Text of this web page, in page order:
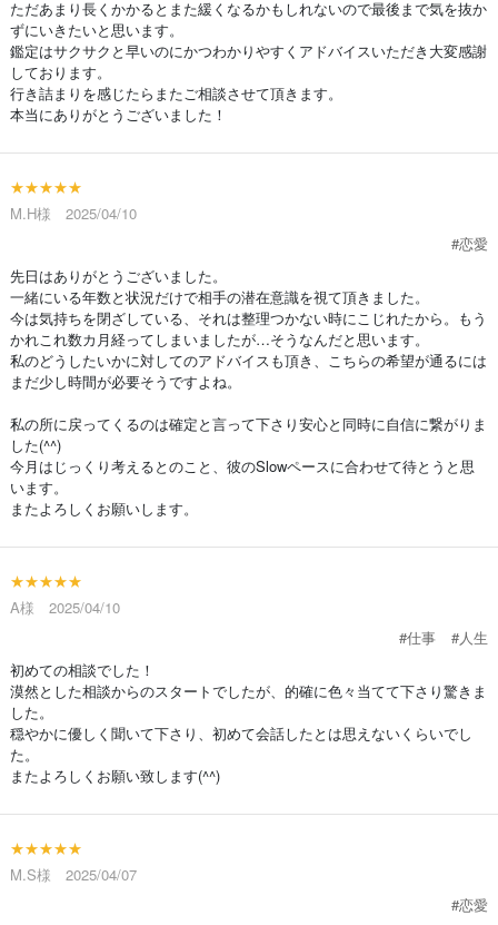
ただあまり長くかかるとまた緩くなるかもしれないので最後まで気を抜か
ずにいきたいと思います。
鑑定はサクサクと早いのにかつわかりやすくアドバイスいただき大変感謝
しております。
行き詰まりを感じたらまたご相談させて頂きます。
本当にありがとうございました！
★★★★★
M.H様 2025/04/10
#恋愛
先日はありがとうございました。
一緒にいる年数と状況だけで相手の潜在意識を視て頂きました。
今は気持ちを閉ざしている、それは整理つかない時にこじれたから。もう
かれこれ数カ月経ってしまいましたが…そうなんだと思います。
私のどうしたいかに対してのアドバイスも頂き、こちらの希望が通るには
まだ少し時間が必要そうですよね。
私の所に戻ってくるのは確定と言って下さり安心と同時に自信に繋がりま
した(^^)
今月はじっくり考えるとのこと、彼のSlowペースに合わせて待とうと思
います。
またよろしくお願いします。
★★★★★
A様 2025/04/10
#仕事
#人生
初めての相談でした！
漠然とした相談からのスタートでしたが、的確に色々当てて下さり驚きま
した。
穏やかに優しく聞いて下さり、初めて会話したとは思えないくらいでし
た。
またよろしくお願い致します(^^)
★★★★★
M.S様 2025/04/07
#恋愛